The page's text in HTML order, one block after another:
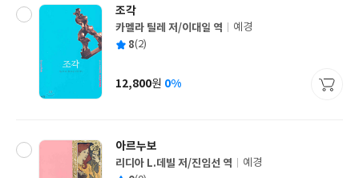
조각
글
쓴
카멜라 틸레 저/이대일 역
출
사
예경
평 8(2)
가
12,800원 0%
아르누보
글
리디아 L.데빌 저/진임선 역
예경